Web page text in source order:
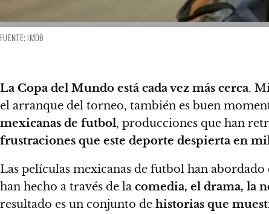
FUENTE: IMDB
La Copa del Mundo está cada vez más cerca.
el arranque del torneo, también es buen
mexicanas de futbol, producciones que han
frustraciones que este deporte despierta en
Las películas mexicanas de futbol han
han hecho a través de la comedia, el drama, la
resultado es un conjunto de historias que